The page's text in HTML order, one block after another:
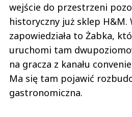
wejście do przestrzeni
historyczny już sklep H&M.
zapowiedziała to Żabka,
uruchomi tam
na gracza z kanału
Ma się tam pojawić
gastronomiczna.